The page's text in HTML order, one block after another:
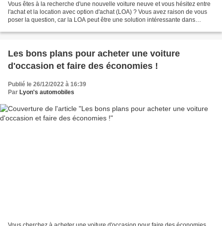
Vous êtes à la recherche d'une nouvelle voiture neuve et vous hésitez entre
l'achat et la location avec option d'achat (LOA) ? Vous avez raison de vous
poser la question, car la LOA peut être une solution intéressante dans
Les bons plans pour acheter une voiture
d'occasion et faire des économies !
Publié le 26/12/2022 à 16:39
Par Lyon's automobiles